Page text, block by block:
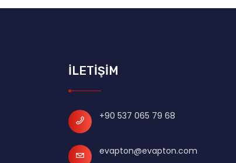
İLETİŞİM
+90 537 065 79 68
evapton@evapton.com